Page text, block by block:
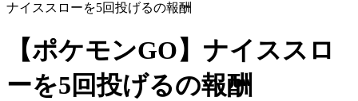
ナイススローを5回投げるの報酬
【ポケモンGO】ナイススロ
ーを5回投げるの報酬